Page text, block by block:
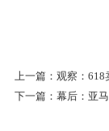
上一篇： 观察：618
下一篇： 幕后：亚